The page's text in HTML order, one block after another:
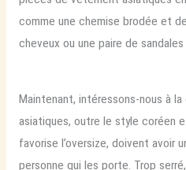
comme une chemise brodée et
cheveux ou une paire de
Maintenant, intéressons-nous à
asiatiques, outre le style coréen
favorise l’oversize, doivent avoir
personne qui les porte. Trop